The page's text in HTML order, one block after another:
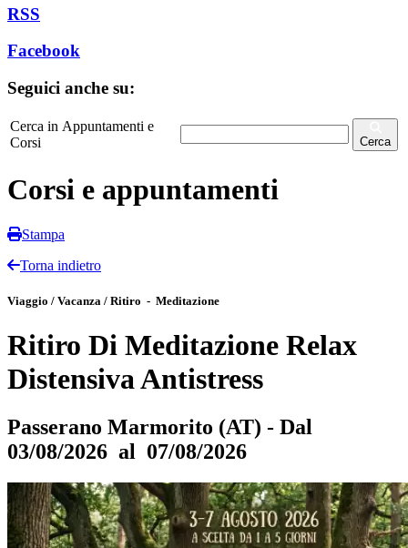
RSS
Facebook
Seguici anche su:
Cerca in Appuntamenti e
Corsi
Cerca
Corsi e appuntamenti
Stampa
Torna indietro
Viaggio / Vacanza / Ritiro - Meditazione
Ritiro Di Meditazione Relax
Distensiva Antistress
Passerano Marmorito (AT) - Dal
03/08/2026 al 07/08/2026